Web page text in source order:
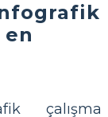
en
çalışma